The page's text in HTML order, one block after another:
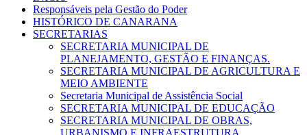
Responsáveis pela Gestão do Poder
HISTÓRICO DE CANARANA
SECRETARIAS
SECRETARIA MUNICIPAL DE
PLANEJAMENTO, GESTÃO E FINANÇAS.
SECRETARIA MUNICIPAL DE AGRICULTURA E
MEIO AMBIENTE
Secretaria Municipal de Assistência Social
SECRETARIA MUNICIPAL DE EDUCAÇÃO
SECRETARIA MUNICIPAL DE OBRAS,
URBANISMO E INFRAESTRUTURA